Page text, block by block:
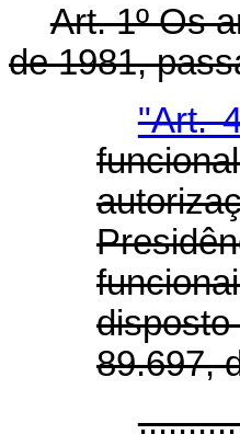
Art. 1º Os
de 1981,
"Art.
89.697,